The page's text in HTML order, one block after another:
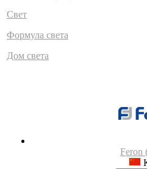
Свет
Формула света
Дом света
Feron